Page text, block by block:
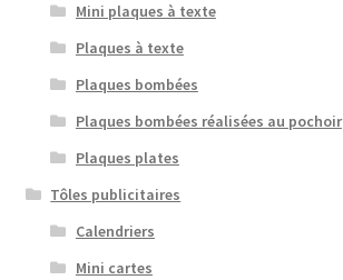
Mini plaques à texte
Plaques à texte
Plaques bombées
Plaques bombées réalisées au pochoir
Plaques plates
Tôles publicitaires
Calendriers
Mini cartes